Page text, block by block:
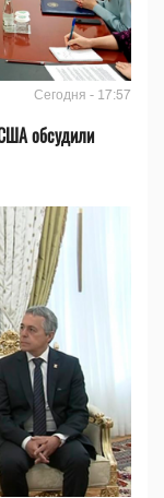
Сегодня - 17:57
обсудили